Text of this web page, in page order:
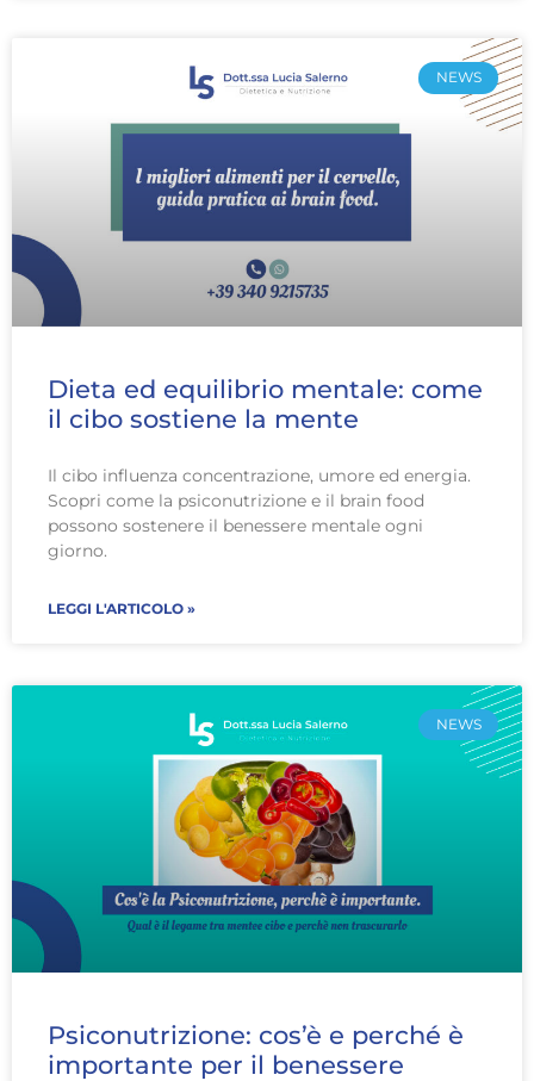
NEWS
Dieta ed equilibrio mentale: come
il cibo sostiene la mente
Il cibo influenza concentrazione, umore ed energia.
Scopri come la psiconutrizione e il brain food
possono sostenere il benessere mentale ogni
giorno.
LEGGI L'ARTICOLO »
NEWS
Psiconutrizione: cos’è e perché è
importante per il benessere